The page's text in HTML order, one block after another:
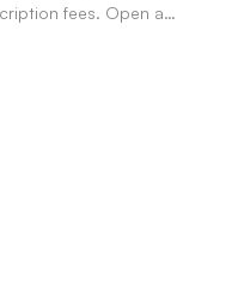
fees. Open a